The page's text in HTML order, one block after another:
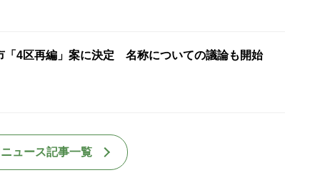
4区再編」案に決定 名称についての議論も開始
ュース記事一覧